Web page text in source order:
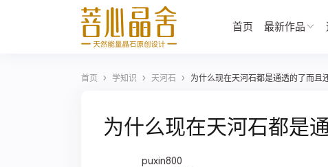
首页 最新作品
首页 › 学知识 › 天河石 › 为什么现在天河石都是通透的了而且
为什么现在天河石都是
puxin800